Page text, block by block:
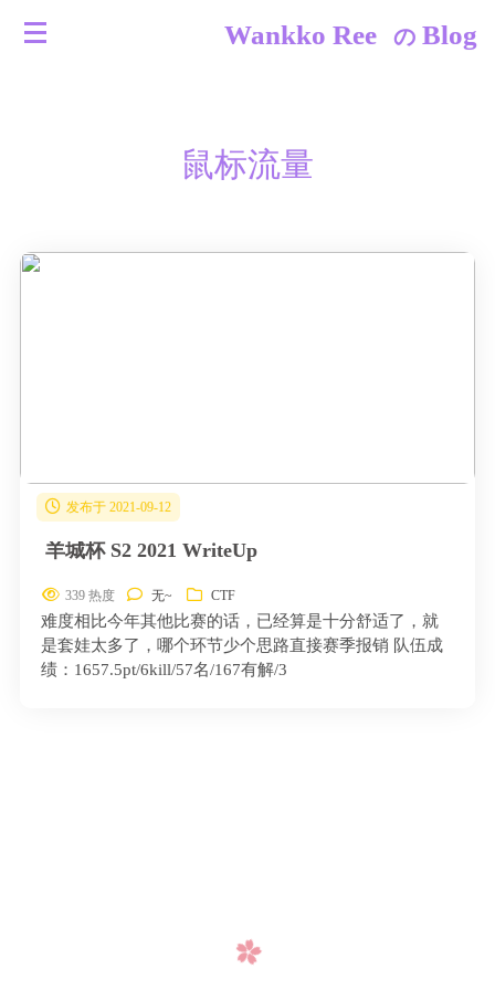
Wankko Ree の Blog
鼠标流量
发布于 2021-09-12
羊城杯 S2 2021 WriteUp
339 热度 无~ CTF
难度相比今年其他比赛的话，已经算是十分舒适了，就
是套娃太多了，哪个环节少个思路直接赛季报销 队伍成
绩：1657.5pt/6kill/57名/167有解/3